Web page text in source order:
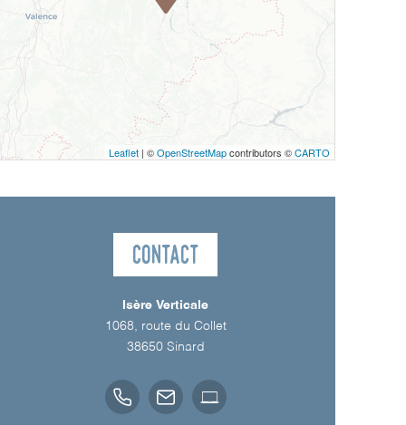
Leaflet | ©OpenStreetMapcontributors ©CARTO
Contact
Isère Verticale
1068, route du Collet
38650 Sinard